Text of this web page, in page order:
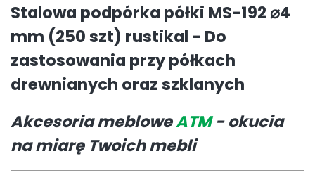
Stalowa podpórka półki MS-192 ⌀4
mm (250 szt) rustikal - Do
zastosowania przy półkach
drewnianych oraz szklanych
Akcesoria mebloweATM- okucia
na miarę Twoich mebli